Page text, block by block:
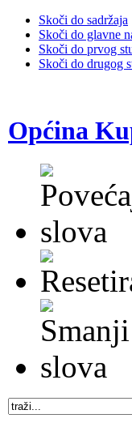
Skoči do sadržaja
Skoči do glavne
Skoči do prvog
Skoči do drugog
Općina